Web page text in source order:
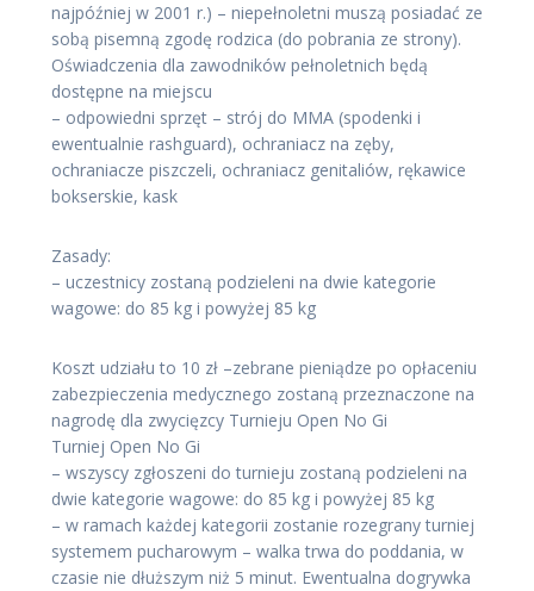
najpóźniej w 2001 r.) – niepełnoletni muszą posiadać ze
sobą pisemną zgodę rodzica (do pobrania ze strony).
Oświadczenia dla zawodników pełnoletnich będą
dostępne na miejscu
– odpowiedni sprzęt – strój do MMA (spodenki i
ewentualnie rashguard), ochraniacz na zęby,
ochraniacze piszczeli, ochraniacz genitaliów, rękawice
bokserskie, kask
Zasady:
– uczestnicy zostaną podzieleni na dwie kategorie
wagowe: do 85 kg i powyżej 85 kg
Koszt udziału to 10 zł –zebrane pieniądze po opłaceniu
zabezpieczenia medycznego zostaną przeznaczone na
nagrodę dla zwycięzcy Turnieju Open No Gi
Turniej Open No Gi
– wszyscy zgłoszeni do turnieju zostaną podzieleni na
dwie kategorie wagowe: do 85 kg i powyżej 85 kg
– w ramach każdej kategorii zostanie rozegrany turniej
systemem pucharowym – walka trwa do poddania, w
czasie nie dłuższym niż 5 minut. Ewentualna dogrywka